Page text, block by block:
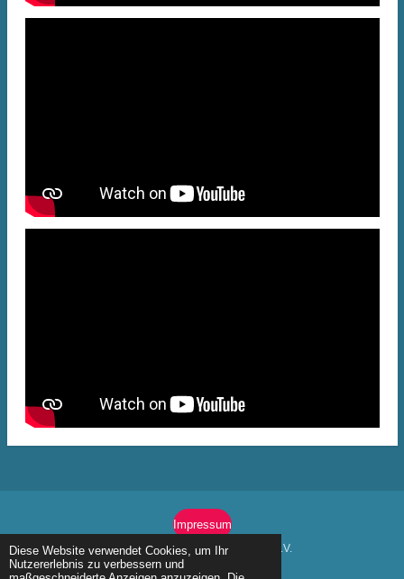
Diese Website verwendet Cookies, um Ihr
Nutzererlebnis zu verbessern und
Impressum
© 2020 Förderverein Kunterbunt DRK Kita Moordorf e.V.
Mit Unterstützung vonWebador